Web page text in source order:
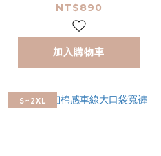
NT$890
加入購物車
S~2XL